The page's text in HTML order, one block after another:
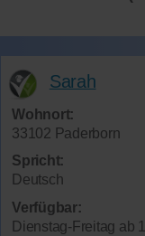
Sarah
Wohnort:
33102 Paderborn
Spricht:
Deutsch
Verfügbar:
Dienstag-Freitag ab